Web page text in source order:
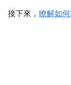
接下來， 瞭解如